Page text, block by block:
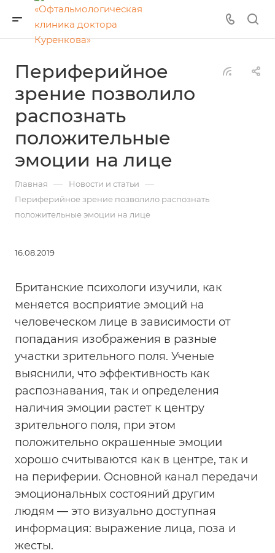
Периферийное
зрение позволило
распознать
положительные
эмоции на лице
Главная — Новости и статьи —
Периферийное зрение позволило распознать
положительные эмоции на лице
16.08.2019
Британские психологи изучили, как
меняется восприятие эмоций на
человеческом лице в зависимости от
попадания изображения в разные
участки зрительного поля. Ученые
выяснили, что эффективность как
распознавания, так и определения
наличия эмоции растет к центру
зрительного поля, при этом
положительно окрашенные эмоции
хорошо считываются как в центре, так и
на периферии. Основной канал передачи
эмоциональных состояний другим
людям — это визуально доступная
информация: выражение лица, поза и
жесты.